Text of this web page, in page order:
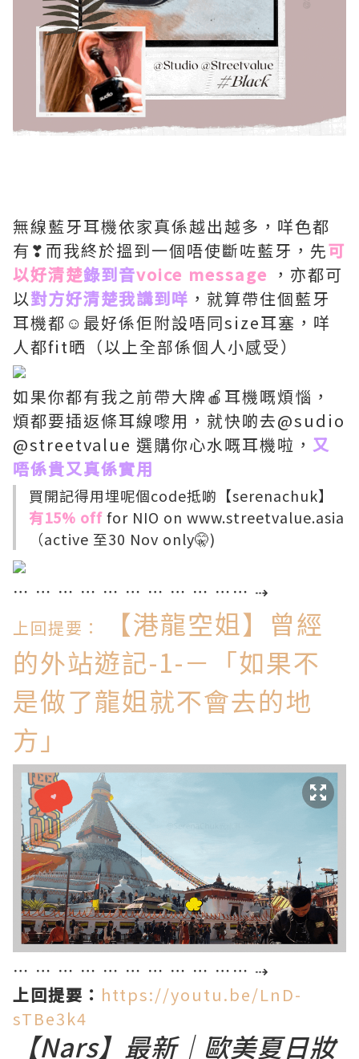
無線藍牙耳機依家真係越出越多，咩色都
有❣而我終於搵到一個唔使斷咗藍牙，先可
以好清楚錄到音voice message ，亦都可
以對方好清楚我講到咩 ，就算帶住個藍牙
耳機都☺最好係佢附設唔同size耳塞，咩
人都fit晒（以上全部係個人小感受）
如果你都有我之前帶大牌🍎耳機嘅煩惱，
煩都要插返條耳線嚟用，就快啲去@sudio
@streetvalue 選購你心水嘅耳機啦， 又
唔係貴又真係實用
買開記得用埋呢個code抵啲【serenachuk】
有15% offfor NIO on www.streetvalue.asia
（active 至30 Nov only🤫)
⋯ ⋯ ⋯ ⋯ ⋯ ⋯ ⋯ ⋯ ⋯ ⋯⋯ ⇢
上回提要：
【港龍空姐】曾經
的外站遊記-1-－「如果不
是做了龍姐就不會去的地
方」
⋯ ⋯ ⋯ ⋯ ⋯ ⋯ ⋯ ⋯ ⋯ ⋯⋯ ⇢
上回提要： https://youtu.be/LnD-
sTBe3k4
【Nars】最新｜歐美夏日妝